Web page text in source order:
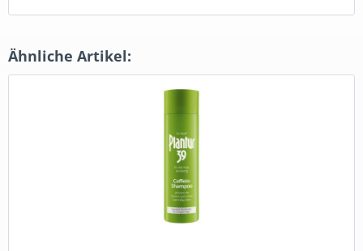
Ähnliche Artikel: